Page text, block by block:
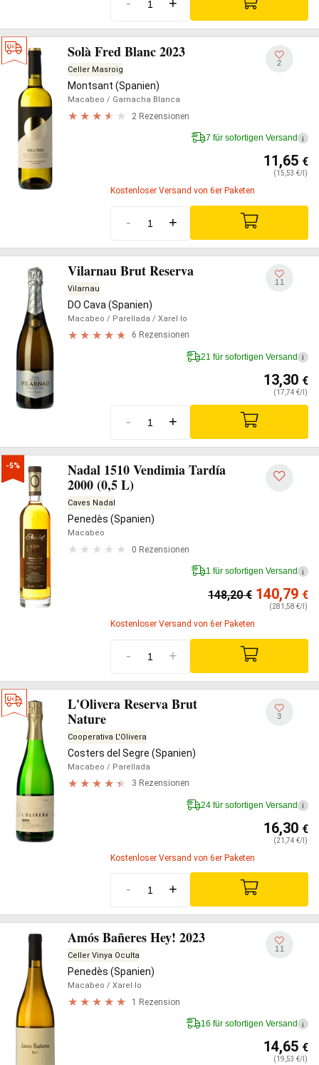
Solà Fred Blanc 2023
Celler Masroig
Montsant (Spanien)
Macabeo / Garnacha Blanca
2 Rezensionen
2
7 für sofortigen Versand i
11,65 €
(15,53 €/l)
Kostenloser Versand von 6er Paketen
- +
Vilarnau Brut Reserva
Vilarnau
DO Cava (Spanien)
Macabeo / Parellada / Xarel·lo
6 Rezensionen
11
21 für sofortigen Versand i
13,30 €
(17,74 €/l)
- +
-5%
Nadal 1510 Vendimia Tardía
2000 (0,5 L)
Caves Nadal
Penedès (Spanien)
Macabeo
0 Rezensionen
1 für sofortigen Versand i
148,20€ 140,79 €
(281,58 €/l)
Kostenloser Versand von 6er Paketen
- +
L'Olivera Reserva Brut
Nature
Cooperativa L'Olivera
Costers del Segre (Spanien)
Macabeo / Parellada
3 Rezensionen
3
24 für sofortigen Versand i
16,30 €
(21,74 €/l)
Kostenloser Versand von 6er Paketen
- +
Amós Bañeres Hey! 2023
Celler Vinya Oculta
Penedès (Spanien)
Macabeo / Xarel·lo
1 Rezension
11
16 für sofortigen Versand i
14,65 €
(19,53 €/l)